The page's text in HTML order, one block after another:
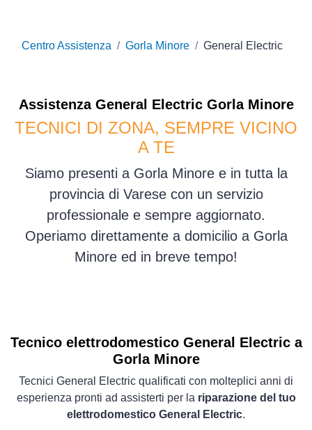
Centro Assistenza Gorla Minore General Electric
Assistenza General ElectricGorla Minore
TECNICI DI ZONA, SEMPRE VICINO
A TE
Siamo presenti a Gorla Minore e in tutta la
provincia di Varese con un servizio
professionale e sempre aggiornato.
Operiamo direttamente a domicilio a Gorla
Minore ed in breve tempo!
Tecnico elettrodomestico General Electric a
Gorla Minore
Tecnici General Electric qualificati con molteplici anni di
esperienza pronti ad assisterti per la riparazione del tuo
elettrodomestico General Electric.